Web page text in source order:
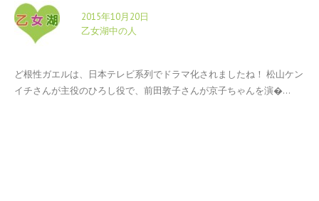
2015年10月20日
乙女湖中の人
ど根性ガエルは、日本テレビ系列でドラマ化されましたね！ 松山ケン
イチさんが主役のひろし役で、前田敦子さんが京子ちゃんを演�...